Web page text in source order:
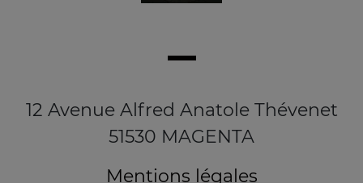
12 Avenue Alfred Anatole Thévenet
51530 MAGENTA
Mentions légales